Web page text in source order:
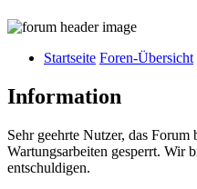
Startseite Foren-Übersicht
Information
Sehr geehrte Nutzer, das
Wartungsarbeiten gesperrt. Wir
entschuldigen.